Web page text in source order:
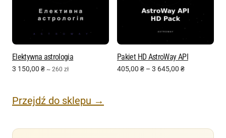
Elektywna astrologia
3 150,00 ₴ ~ 260 zł
Pakiet HD AstroWay API
405,00 ₴ – 3 645,00 ₴
Przejdź do sklepu →